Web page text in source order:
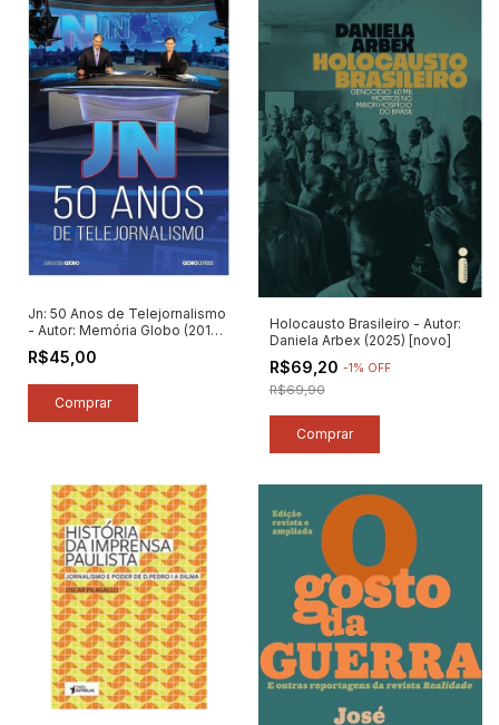
Jn: 50 Anos de Telejornalismo
- Autor: Memória Globo (2019)
[novo]
R$45,00
Holocausto Brasileiro - Autor:
Daniela Arbex (2025) [novo]
R$69,20 -1 % OFF
R$69,90